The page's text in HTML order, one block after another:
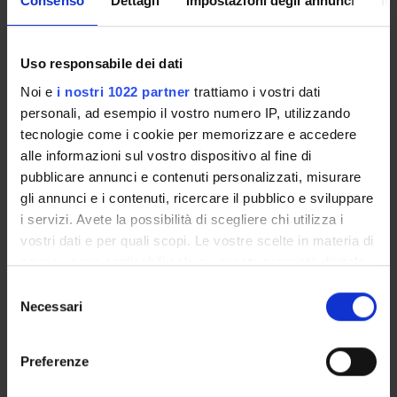
Uso responsabile dei dati
Noi e i nostri 1022 partner trattiamo i vostri dati
personali, ad esempio il vostro numero IP, utilizzando
tecnologie come i cookie per memorizzare e accedere
alle informazioni sul vostro dispositivo al fine di
pubblicare annunci e contenuti personalizzati, misurare
gli annunci e i contenuti, ricercare il pubblico e sviluppare
i servizi. Avete la possibilità di scegliere chi utilizza i
vostri dati e per quali scopi. Le vostre scelte in materia di
privacy sono applicabili solo su questa proprietà digitale
modificare o revocare il proprio consenso in qualsiasi
momento dalla Dichiarazione sui cookie o facendo clic
Necessari
Preferenze
Conoscenza degli istituti fondamentali del diritto.
Programma
Programma del corso:
A) Parte generale:
- introduzione alla materia giuridica, con specifico riferimento
ai concetti di norma giuridica, di ordinamento giuridico e di
posizione soggettiva sostanziale.
- Le fonti del diritto.
- La Corte costituzionale.
B) Parte speciale:
- Il principio di libertà di manifestazione del pensiero e di
espressione; la libertà di stampa e di informazione; il diritto di
cronaca, critica e satira.
- La disciplina della cinematografia e del teatro.
- I finanziamenti dello spettacolo.